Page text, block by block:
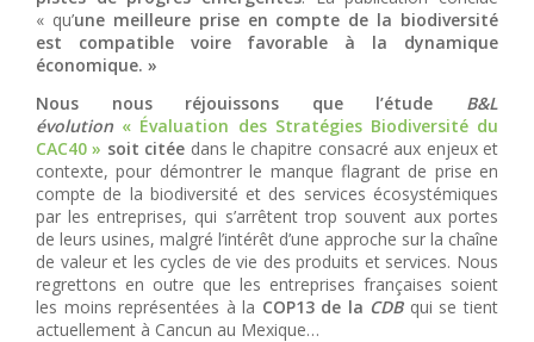
« qu’une meilleure prise en compte de la biodiversité
est compatible voire favorable à la dynamique
économique. »
Nous nous réjouissons que l’étude B&L
évolution « Évaluation des Stratégies Biodiversité du
CAC40 » soit citée dans le chapitre consacré aux enjeux et
contexte, pour démontrer le manque flagrant de prise en
compte de la biodiversité et des services écosystémiques
par les entreprises, qui s’arrêtent trop souvent aux portes
de leurs usines, malgré l’intérêt d’une approche sur la chaîne
de valeur et les cycles de vie des produits et services. Nous
regrettons en outre que les entreprises françaises soient
les moins représentées à la COP13 de la CDBqui se tient
actuellement à Cancun au Mexique…